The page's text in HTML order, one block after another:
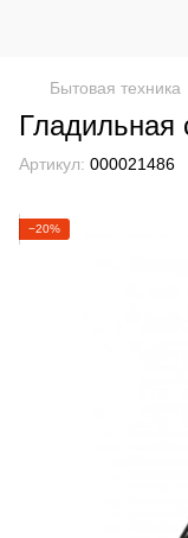
Бытовая техника
Гладильная
Артикул: 000021486
−20%